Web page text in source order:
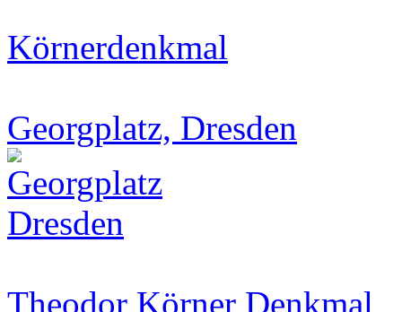
Körnerdenkmal
Georgplatz, Dresden
Theodor Körner Denkmal